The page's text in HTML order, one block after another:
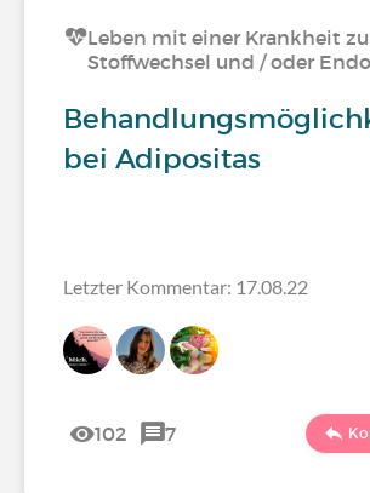
Leben mit einer Krankheit
Stoffwechsel und / oder
bei Adipositas
Letzter Kommentar: 17.08.22
102 7